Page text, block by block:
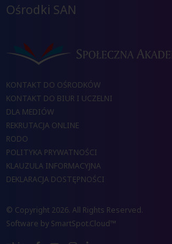
Ośrodki SAN
KONTAKT DO OŚRODKÓW
KONTAKT DO BIUR I UCZELNI
DLA MEDIÓW
REKRUTACJA ONLINE
RODO
POLITYKA PRYWATNOŚCI
KLAUZULA INFORMACYJNA
DEKLARACJA DOSTĘPNOŚCI
© Copyright 2026. All Rights Reserved.
Software by SmartSpot.Cloud™